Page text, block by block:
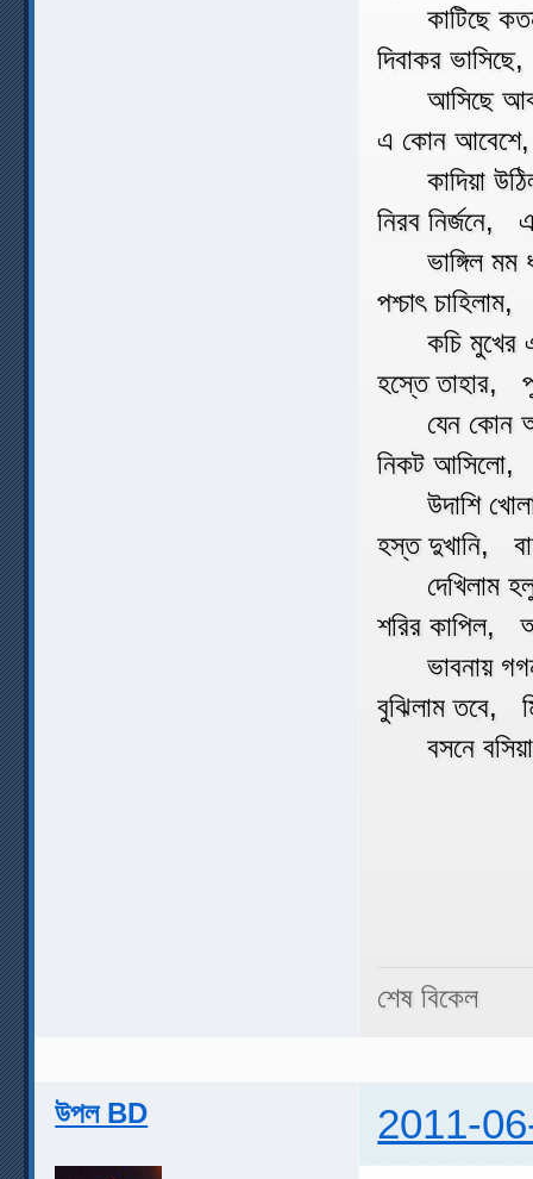
কাটিছে
দিবাকর
আসিছে
এ কোন আবেশে,
কাদিয়া
নিরব নির্জনে,
ভাঙ্গিল মম
পশ্চাৎ
কচি মুখের
হস্তে তাহার,
যেন কোন
নিকট আসিলো,
উদাশি
হস্ত দুখানি,
দেখিলাম
শরির কাপিল,
ভাবনায়
বুঝিলাম তবে,
বসনে
শেষ বিকেল
উপল BD 2011-